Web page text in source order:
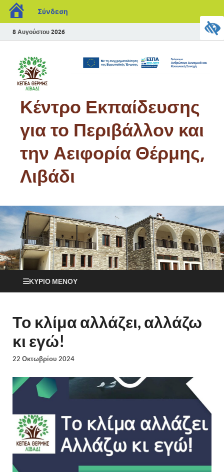
Σύνδεση
8 Αυγούστου 2026
Κέντρο Εκπαίδευσης
για το Περιβάλλον και
την Αειφορία Θέρμης,
Λιβάδι
ΚΎΡΙΟ ΜΕΝΟΎ
Το κλίμα αλλάζει, αλλάζω
κι εγώ!
22 Οκτωβρίου 2024